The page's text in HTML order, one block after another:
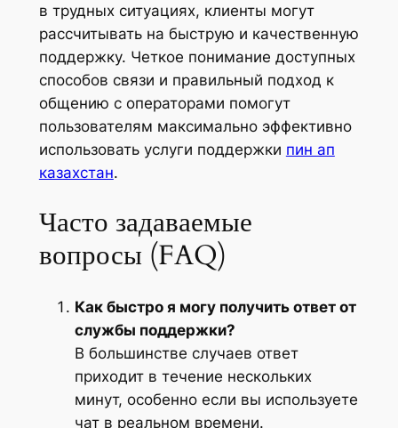
в трудных ситуациях, клиенты могут
рассчитывать на быструю и качественную
поддержку. Четкое понимание доступных
способов связи и правильный подход к
общению с операторами помогут
пользователям максимально эффективно
использовать услуги поддержки пин ап
казахстан.
Часто задаваемые
вопросы (FAQ)
Как быстро я могу получить ответ от
службы поддержки?
В большинстве случаев ответ
приходит в течение нескольких
минут, особенно если вы используете
чат в реальном времени.